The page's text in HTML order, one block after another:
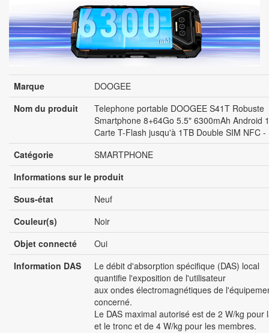
Marque
DOOGEE
Nom du produit
Telephone portable DOOGEE S41T Robuste
Smartphone 8+64Go 5.5" 6300mAh Android
Carte T-Flash jusqu'à 1TB Double SIM NFC -
Catégorie
SMARTPHONE
Informations sur le produit
Sous-état
Neuf
Couleur(s)
Noir
Objet connecté
Oui
Information DAS
Le débit d'absorption spécifique (DAS) local
quantifie l'exposition de l'utilisateur
aux ondes électromagnétiques de
concerné.
Le DAS maximal autorisé est de 2 W/kg pour
et le tronc et de 4 W/kg pour les membres.